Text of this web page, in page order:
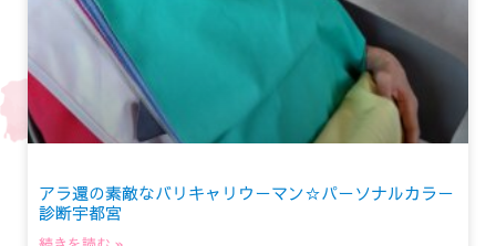
アラ還の素敵なバリキャリウーマン☆パーソナルカラー
診断宇都宮